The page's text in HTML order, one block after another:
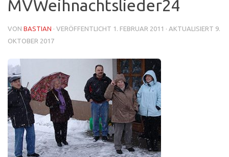
MVWeihnachtslieder24
VON BASTIAN · VERÖFFENTLICHT 1. FEBRUAR 2011 · AKTUALISIERT 9.
OKTOBER 2017